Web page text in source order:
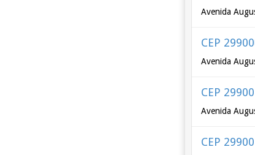
Avenida
CEP
Avenida
CEP
Avenida
CEP